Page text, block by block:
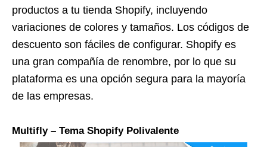
productos a tu tienda Shopify, incluyendo
variaciones de colores y tamaños. Los códigos de
descuento son fáciles de configurar. Shopify es
una gran compañía de renombre, por lo que su
plataforma es una opción segura para la mayoría
de las empresas.
Multifly – Tema Shopify Polivalente